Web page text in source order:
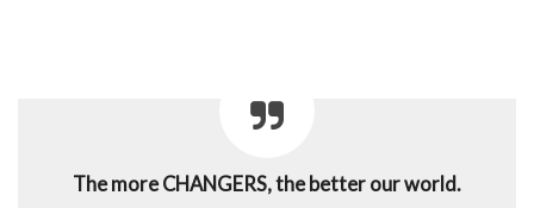
The more CHANGERS, the better our world.